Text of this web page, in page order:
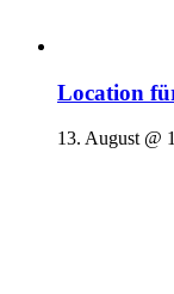
Location
13. August @